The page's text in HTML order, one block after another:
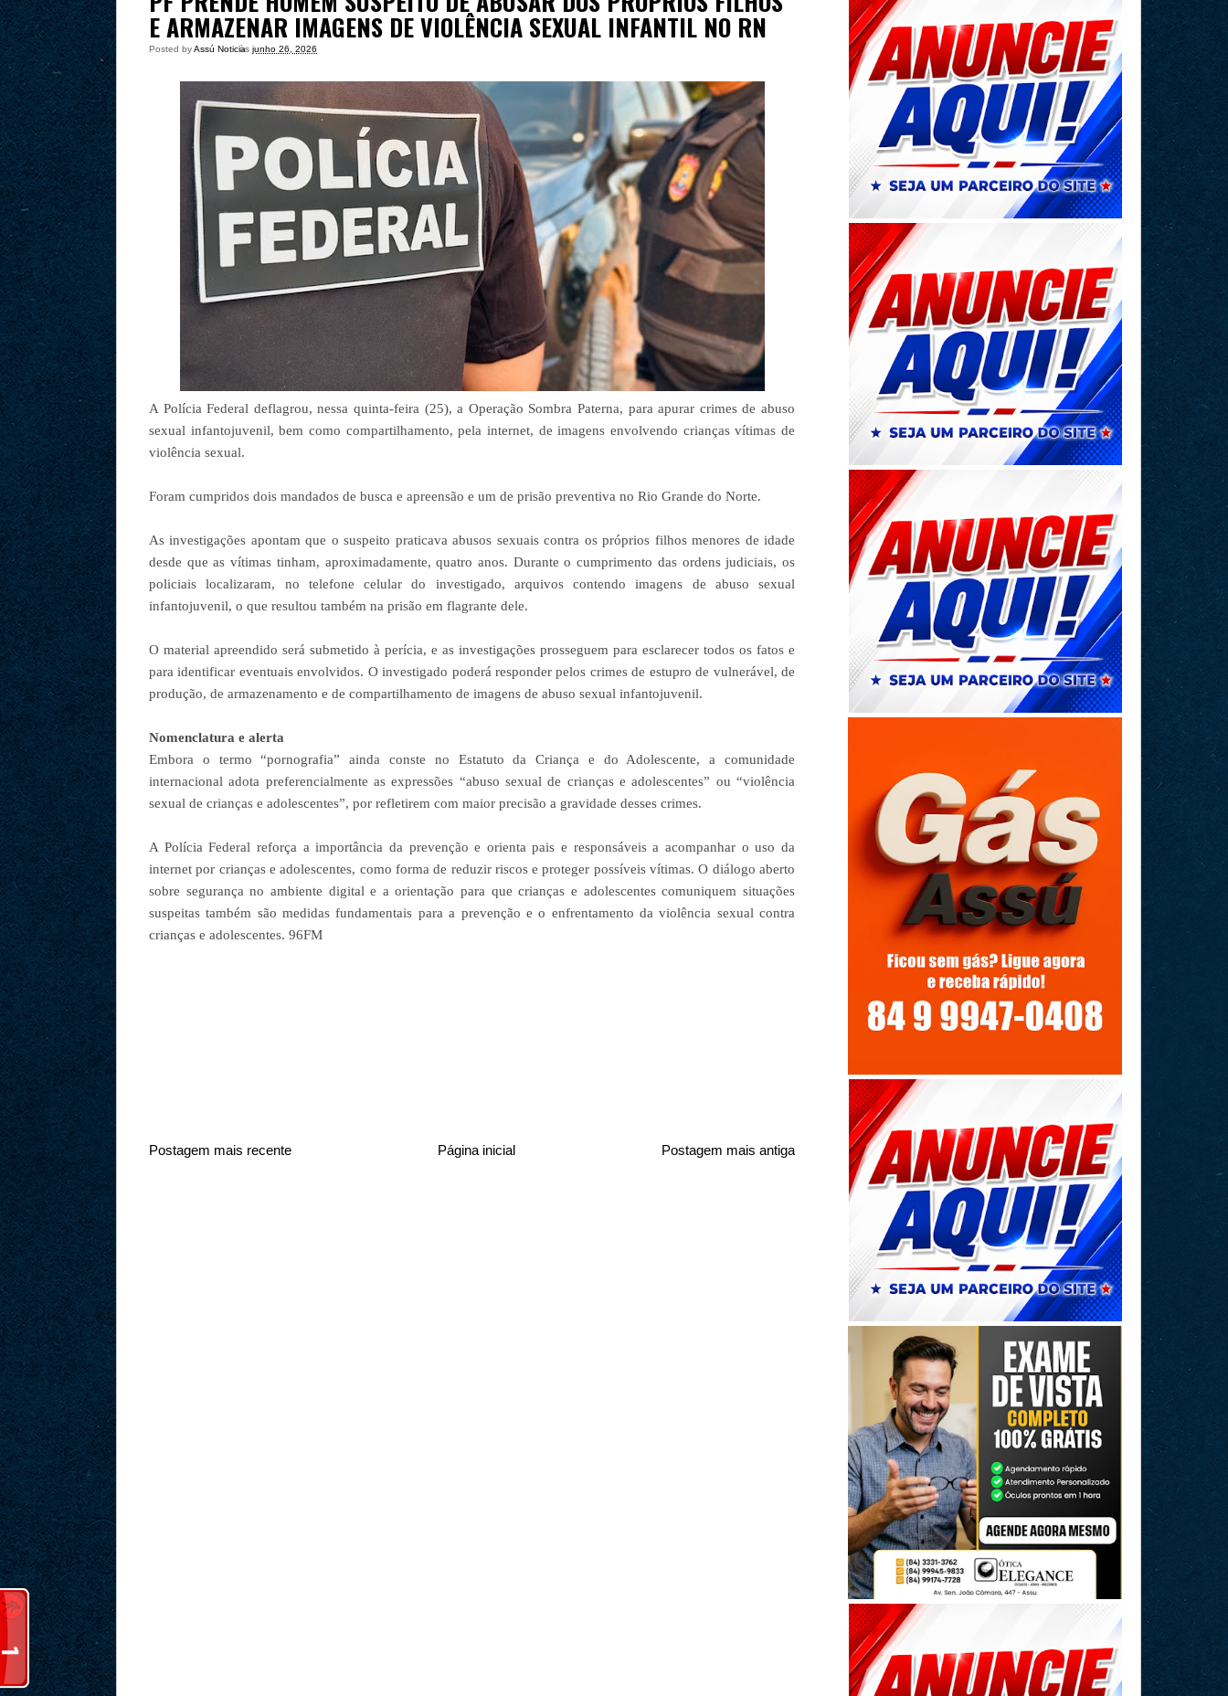
E ARMAZENAR IMAGENS DE VIOLÊNCIA SEXUAL INFANTIL NO RN
Posted byAssú Noticia
às junho 26, 2026
A Polícia Federal deflagrou, nessa quinta-feira (25), a Operação Sombra Paterna, para apurar crimes de abuso
sexual infantojuvenil, bem como compartilhamento, pela internet, de imagens envolvendo crianças vítimas de
violência sexual.
Foram cumpridos dois mandados de busca e apreensão e um de prisão preventiva no Rio Grande do Norte.
As investigações apontam que o suspeito praticava abusos sexuais contra os próprios filhos menores de idade
desde que as vítimas tinham, aproximadamente, quatro anos. Durante o cumprimento das ordens judiciais, os
policiais localizaram, no telefone celular do investigado, arquivos contendo imagens de abuso sexual
infantojuvenil, o que resultou também na prisão em flagrante dele.
O material apreendido será submetido à perícia, e as investigações prosseguem para esclarecer todos os fatos e
para identificar eventuais envolvidos. O investigado poderá responder pelos crimes de estupro de vulnerável, de
produção, de armazenamento e de compartilhamento de imagens de abuso sexual infantojuvenil.
Nomenclatura e alerta
Embora o termo “pornografia” ainda conste no Estatuto da Criança e do Adolescente, a comunidade
internacional adota preferencialmente as expressões “abuso sexual de crianças e adolescentes” ou “violência
sexual de crianças e adolescentes”, por refletirem com maior precisão a gravidade desses crimes.
A Polícia Federal reforça a importância da prevenção e orienta pais e responsáveis a acompanhar o uso da
internet por crianças e adolescentes, como forma de reduzir riscos e proteger possíveis vítimas. O diálogo aberto
sobre segurança no ambiente digital e a orientação para que crianças e adolescentes comuniquem situações
suspeitas também são medidas fundamentais para a prevenção e o enfrentamento da violência sexual contra
crianças e adolescentes. 96FM
Postagem mais recente Postagem mais antiga
Página inicial